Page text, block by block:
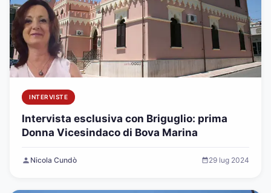
INTERVISTE
Intervista esclusiva con Briguglio: prima
Donna Vicesindaco di Bova Marina
Nicola Cundò 29 lug 2024